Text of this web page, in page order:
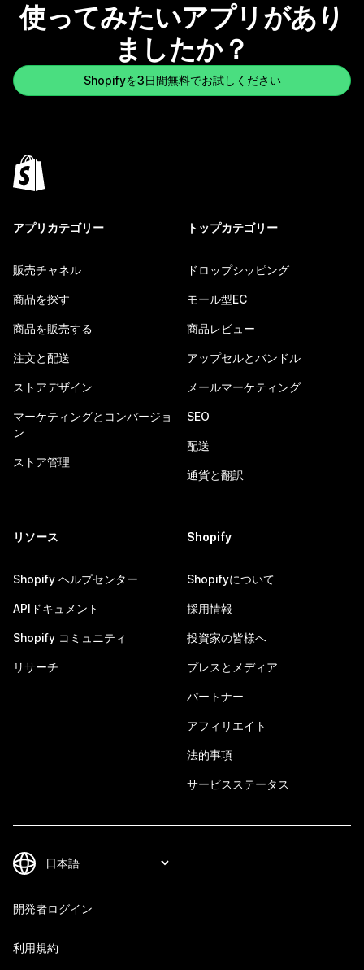
使ってみたいアプリがあり
ましたか？
Shopifyを3日間無料でお試しください
アプリカテゴリー
販売チャネル
商品を探す
商品を販売する
注文と配送
ストアデザイン
マーケティングとコンバージョ
ン
ストア管理
トップカテゴリー
ドロップシッピング
モール型EC
商品レビュー
アップセルとバンドル
メールマーケティング
SEO
配送
通貨と翻訳
リソース
Shopify ヘルプセンター
APIドキュメント
Shopify コミュニティ
リサーチ
Shopify
Shopifyについて
採用情報
投資家の皆様へ
プレスとメディア
パートナー
アフィリエイト
法的事項
サービスステータス
開発者ログイン
利用規約